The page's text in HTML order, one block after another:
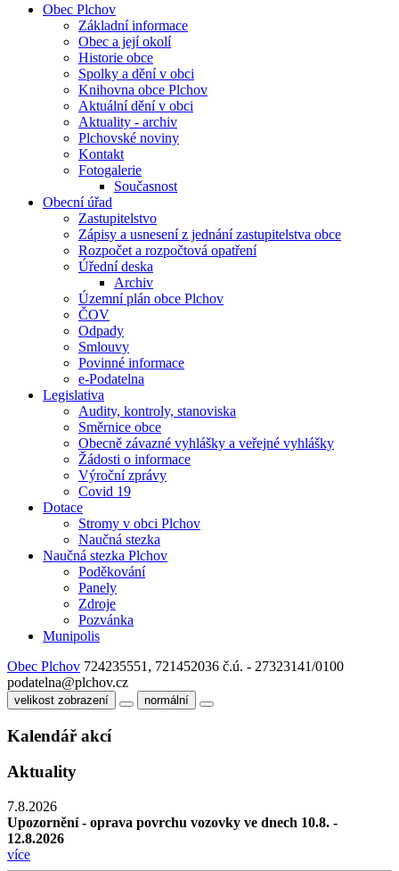
Obec Plchov
Základní informace
Obec a její okolí
Historie obce
Spolky a dění v obci
Knihovna obce Plchov
Aktuální dění v obci
Aktuality - archiv
Plchovské noviny
Kontakt
Fotogalerie
Současnost
Obecní úřad
Zastupitelstvo
Zápisy a usnesení z jednání zastupitelstva obce
Rozpočet a rozpočtová opatření
Úřední deska
Archiv
Územní plán obce Plchov
ČOV
Odpady
Smlouvy
Povinné informace
e-Podatelna
Legislativa
Audity, kontroly, stanoviska
Směrnice obce
Obecně závazné vyhlášky a veřejné vyhlášky
Žádosti o informace
Výroční zprávy
Covid 19
Dotace
Stromy v obci Plchov
Naučná stezka
Naučná stezka Plchov
Poděkování
Panely
Zdroje
Pozvánka
Munipolis
Obec Plchov 724235551, 721452036 č.ú. - 27323141/0100
podatelna@plchov.cz
velikost zobrazení normální
Kalendář akcí
Aktuality
7.8.2026
Upozornění - oprava povrchu vozovky ve dnech 10.8. -
12.8.2026
více